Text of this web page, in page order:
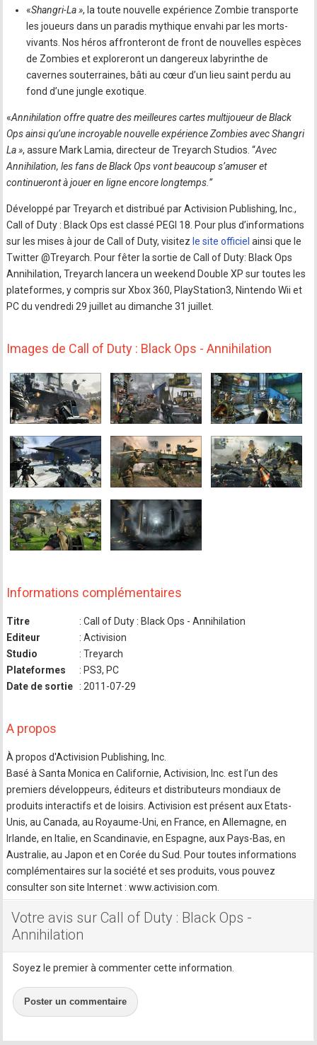
«Shangri-La », la toute nouvelle expérience Zombie transporte
les joueurs dans un paradis mythique envahi par les morts-
vivants. Nos héros affronteront de front de nouvelles espèces
de Zombies et exploreront un dangereux labyrinthe de
cavernes souterraines, bâti au cœur d’un lieu saint perdu au
fond d’une jungle exotique.
«Annihilation offre quatre des meilleures cartes multijoueur de Black
Ops ainsi qu’une incroyable nouvelle expérience Zombies avec Shangri
La », assure Mark Lamia, directeur de Treyarch Studios. “Avec
Annihilation, les fans de Black Ops vont beaucoup s’amuser et
continueront à jouer en ligne encore longtemps.”
Développé par Treyarch et distribué par Activision Publishing, Inc.,
Call of Duty : Black Ops est classé PEGI 18. Pour plus d’informations
sur les mises à jour de Call of Duty, visitez le site officiel ainsi que le
Twitter @Treyarch. Pour fêter la sortie de Call of Duty: Black Ops
Annihilation, Treyarch lancera un weekend Double XP sur toutes les
plateformes, y compris sur Xbox 360, PlayStation3, Nintendo Wii et
PC du vendredi 29 juillet au dimanche 31 juillet.
Images de Call of Duty : Black Ops - Annihilation
Informations complémentaires
Titre
: Call of Duty : Black Ops - Annihilation
Editeur
: Activision
Studio
: Treyarch
Plateformes
: PS3, PC
Date de sortie
: 2011-07-29
A propos
À propos d'Activision Publishing, Inc.
Basé à Santa Monica en Californie, Activision, Inc. est l’un des
premiers développeurs, éditeurs et distributeurs mondiaux de
produits interactifs et de loisirs. Activision est présent aux Etats-
Unis, au Canada, au Royaume-Uni, en France, en Allemagne, en
Irlande, en Italie, en Scandinavie, en Espagne, aux Pays-Bas, en
Australie, au Japon et en Corée du Sud. Pour toutes informations
complémentaires sur la société et ses produits, vous pouvez
consulter son site Internet : www.activision.com.
Votre avis sur Call of Duty : Black Ops -
Annihilation
Soyez le premier à commenter cette information.
Poster un commentaire